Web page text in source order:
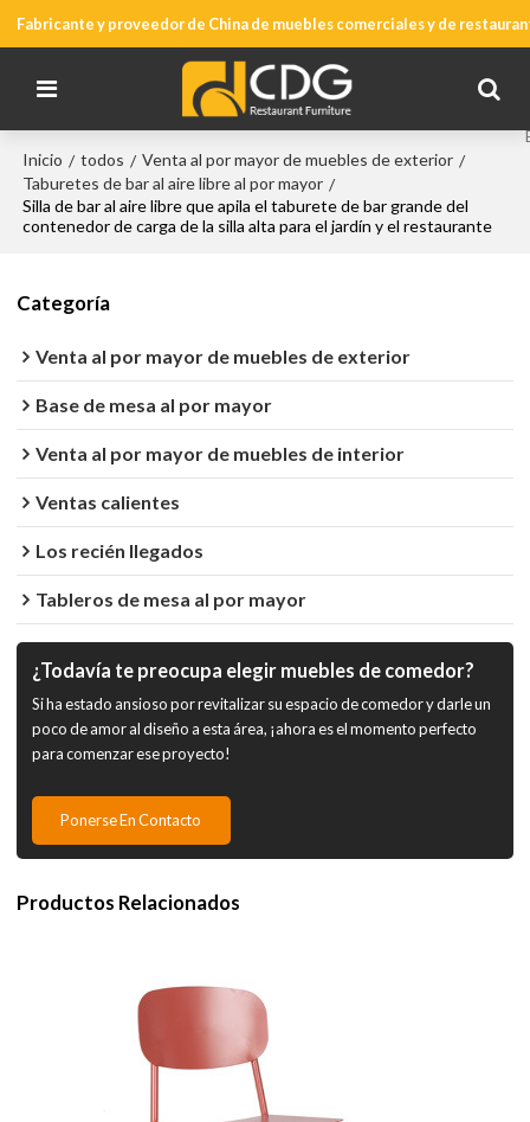
Fabricante y proveedor de China de muebles comerciales y de
Inicio / todos / Venta al por mayor de muebles de exterior /
Taburetes de bar al aire libre al por mayor /
Silla de bar al aire libre que apila el taburete de bar grande del
contenedor de carga de la silla alta para el jardín y el restaurante
Categoría
Venta al por mayor de muebles de exterior
Base de mesa al por mayor
Venta al por mayor de muebles de interior
Ventas calientes
Los recién llegados
Tableros de mesa al por mayor
¿Todavía te preocupa elegir muebles de comedor?
Si ha estado ansioso por revitalizar su espacio de comedor y darle un
poco de amor al diseño a esta área, ¡ahora es el momento perfecto
para comenzar ese proyecto!
Ponerse En Contacto
Productos Relacionados